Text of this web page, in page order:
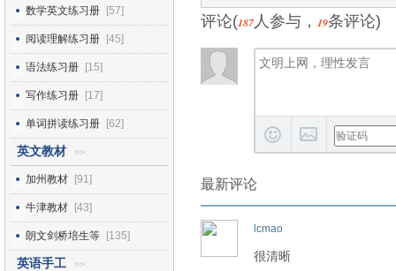
数学英文练习册 [57]
阅读理解练习册 [45]
语法练习册 [15]
写作练习册 [17]
单词拼读练习册 [62]
英文教材 >>
加州教材 [91]
牛津教材 [43]
朗文剑桥培生等 [135]
英语手工 >>
评论(187人参与， 19条评论)
最新评论
lcmao
很清晰